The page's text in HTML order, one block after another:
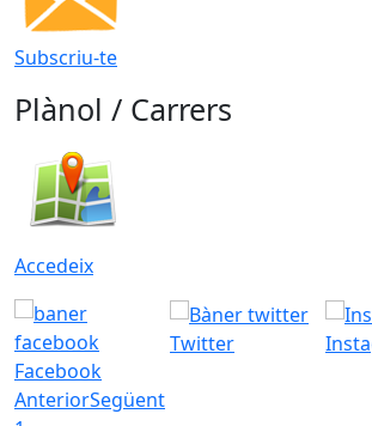
Subscriu-te
Plànol / Carrers
Accedeix
Facebook
Twitter
AnteriorSegüent